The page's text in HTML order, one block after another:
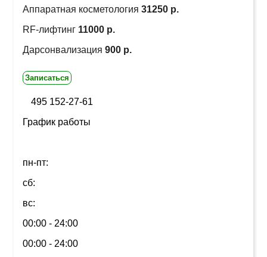
Аппаратная косметология 31250 р.
RF-лифтинг 11000 р.
Дарсонвализация 900 р.
Записаться
495 152-27-61
График работы
пн-пт:
сб:
вс:
00:00 - 24:00
00:00 - 24:00